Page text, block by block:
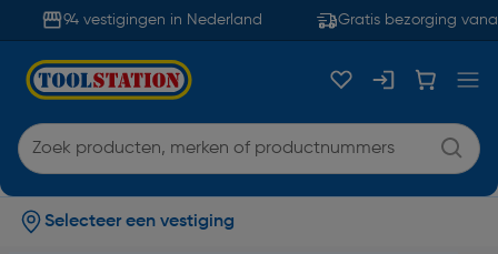
94 vestigingen in Nederland Gratis bezorging vanaf
Selecteer een vestiging